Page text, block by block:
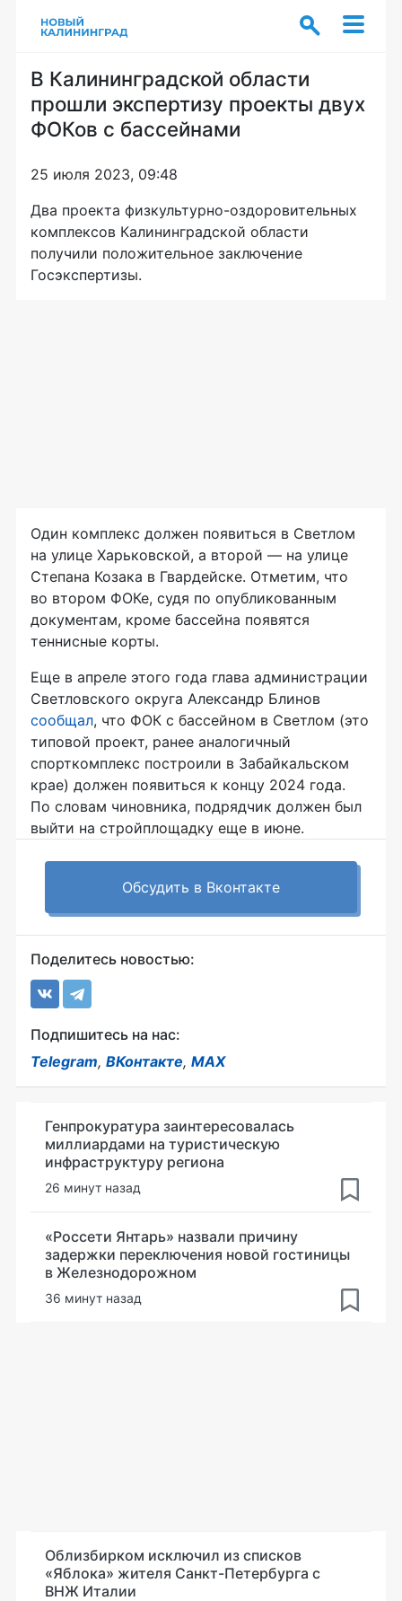
В Калининградской области
прошли экспертизу проекты двух
ФОКов с бассейнами
25 июля 2023, 09:48
Два проекта физкультурно-оздоровительных
комплексов Калининградской области
получили положительное заключение
Госэкспертизы.
Один комплекс должен появиться в Светлом
на улице Харьковской, а второй — на улице
Степана Козака в Гвардейске. Отметим, что
во втором ФОКе, судя по опубликованным
документам, кроме бассейна появятся
теннисные корты.
Еще в апреле этого года глава администрации
Светловского округа Александр Блинов
сообщал, что ФОК с бассейном в Светлом (это
типовой проект, ранее аналогичный
спорткомплекс построили в Забайкальском
крае) должен появиться к концу 2024 года.
По словам чиновника, подрядчик должен был
выйти на стройплощадку еще в июне.
Обсудить в Вконтакте
Поделитесь новостью:
Подпишитесь на нас:
Telegram, ВКонтакте, MAX
Генпрокуратура заинтересовалась
миллиардами на туристическую
инфраструктуру региона
26 минут назад
«Россети Янтарь» назвали причину
задержки переключения новой гостиницы
в Железнодорожном
36 минут назад
Облизбирком исключил из списков
«Яблока» жителя Санкт-Петербурга с
ВНЖ Италии